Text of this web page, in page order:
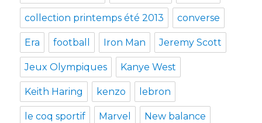
collection printemps été 2013 converse
Era football Iron Man Jeremy Scott
Jeux Olympiques Kanye West
Keith Haring kenzo lebron
le coq sportif Marvel New balance